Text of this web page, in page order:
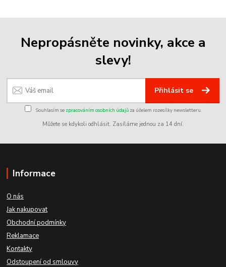
Nepropásněte novinky, akce a
slevy!
Přihlásit se
Souhlasím se zpracováním osobních údajůza účelem rozesílky newsletteru.
Můžete se kdykoli odhlásit. Zasíláme jednou za 14 dní.
Informace
O nás
Jak nakupovat
Obchodní podmínky
Reklamace
Kontakty
Odstoupení od smlouvy